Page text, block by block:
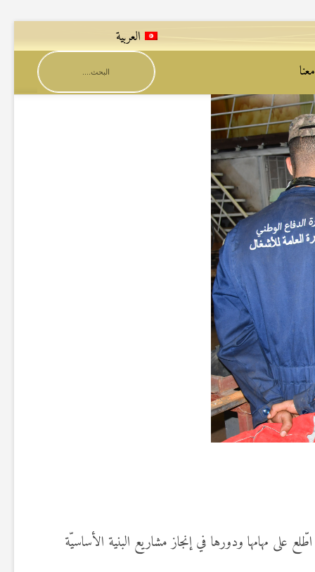
العربية
تفقّد إلى الإدارة العامة للأشغال، أين اطّلع على مهامها ودورها في إنجاز مشاريع البنية الأساسيّة